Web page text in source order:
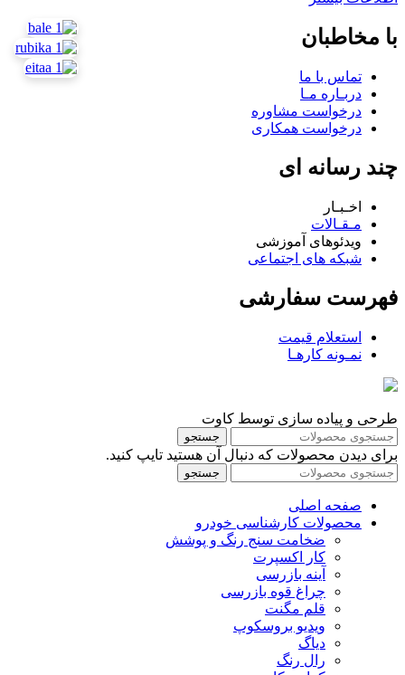
با مخاطبان
تماس با ما
دربـاره مـا
درخواست مشاوره
درخواست همکاری
چند رسانه ای
اخـبـار
مـقـالات
ویدئوهای آموزشی
شبکه های اجتماعی
فهرست سفارشی
استعلام قیمت
نمـونه کارهـا
طرحی و پیاده سازی توسط کاوت
جستجو
برای دیدن محصولات که دنبال آن هستید تایپ کنید.
جستجو
صفحه اصلی
محصولات کارشناسی خودرو
ضخامت سنج رنگ و پوشش
کار اکسپرت
آینه بازرسی
چراغ قوه بازرسی
قلم مگنت
ویدیو بروسکوپ
دیاگ
رال رنگ